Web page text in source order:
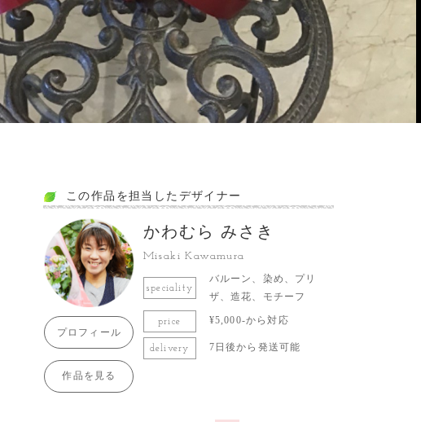
この作品を担当したデザイナー
プロフィール
作品を見る
かわむら みさき
Misaki Kawamura
speciality
バルーン、染め、プリ
ザ、造花、モチーフ
price ¥5,000-から対応
delivery 7日後から発送可能